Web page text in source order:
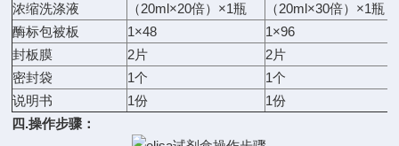
浓缩洗涤液
（20ml×20倍）×1瓶
（20ml×30倍）×1瓶
酶标包被板
1×48
1×96
封板膜
2片
2片
密封袋
1个
1个
说明书
1份
1份
四.操作步骤：